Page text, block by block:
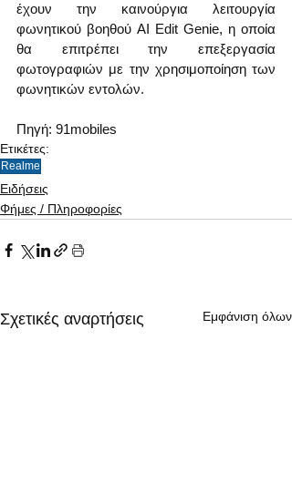
έχουν την καινούργια λειτουργία
φωνητικού βοηθού AI Edit Genie, η οποία
θα επιτρέπει την επεξεργασία
φωτογραφιών με την χρησιμοποίηση των
φωνητικών εντολών.
Πηγή: 91mobiles
Ετικέτες:
Realme
Ειδήσεις
Φήμες / Πληροφορίες
Σχετικές αναρτήσεις Εμφάνιση όλων